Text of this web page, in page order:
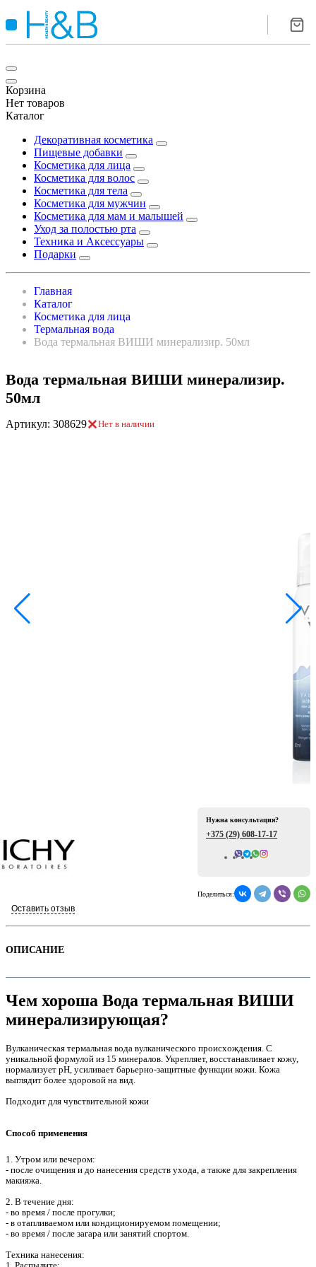
Корзина
Нет товаров
Каталог
Декоративная косметика
Пищевые добавки
Косметика для лица
Косметика для волос
Косметика для тела
Косметика для мужчин
Косметика для мам и малышей
Уход за полостью рта
Техника и Аксессуары
Подарки
Главная
Каталог
Косметика для лица
Термальная вода
Вода термальная ВИШИ минерализир. 50мл
Вода термальная ВИШИ минерализир.
50мл
Артикул: 308629 Нет в наличии
Всего отзывов: 0
Оставить отзыв
Нужна консультация?
+375 (29) 608-17-17
Поделиться:
ОПИСАНИЕ
Чем хороша Вода термальная ВИШИ
минерализирующая?
Вулканическая термальная вода вулканического происхождения. С
уникальной формулой из 15 минералов. Укрепляет, восстанавливает кожу,
нормализует рН, усиливает барьерно-защитные функции кожи. Кожа
выглядит более здоровой на вид.
Подходит для чувствительной кожи
Способ применения
1. Утром или вечером:
- после очищения и до нанесения средств ухода, а также для закрепления
макияжа.
2. В течение дня:
- во время / после прогулки;
- в отапливаемом или кондиционируемом помещении;
- во время / после загара или занятий спортом.
Техника нанесения: